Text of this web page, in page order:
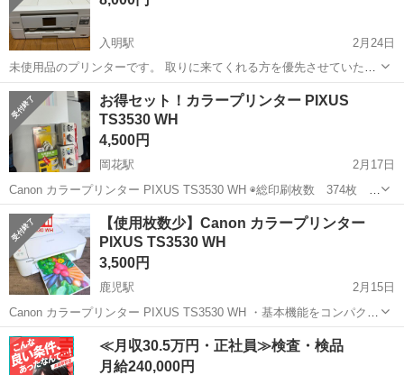
入明駅
2月24日
未使用品のプリンターです。 取りに来てくれる方を優先させていただ
きます。 期間は27日までとさせていただきます。
高知 高知市 入明駅
お得セット！カラープリンター PIXUS
TS3530 WH
4,500円
岡花駅
2月17日
Canon カラープリンター PIXUS TS3530 WH ◉総印刷枚数 374枚
外観 まだまだ本体 キレイです ＊アプライド 高知店にて、 黒イン
クbc-365 ＝2310円 カラーインク、bc-366＝2540円...
高知 土佐市 岡花駅 プリンター
【使用枚数少】Canon カラープリンター
PIXUS TS3530 WH
3,500円
鹿児駅
2月15日
Canon カラープリンター PIXUS TS3530 WH ・基本機能をコンパクト
にまとめ、Wi-Fiも手軽に使えるシンプルモデルのA4インクジェットプ
リンター。スマホの写真や文書を直接プリントできる。 ・文字に強い
顔...
高知 南国市 鹿児駅 プリンター インク
≪月収30.5万円・正社員≫検査・検品
月給240,000円